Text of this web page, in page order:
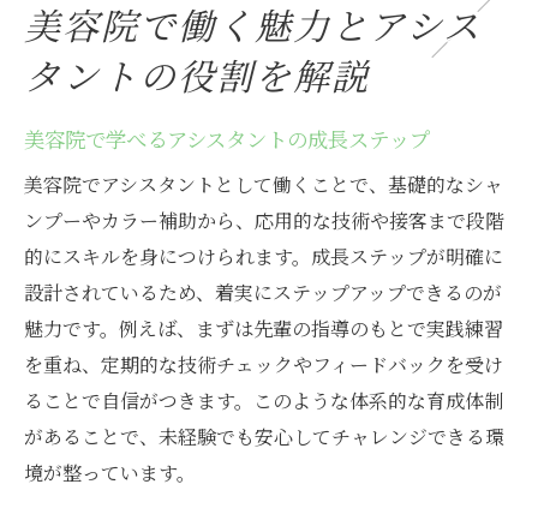
美容院の独立支援制度と将来の選択肢につ
美容院求人で注目すべきキャリア形成の道
筋
美容院アシスタントのキャリア相談の活用
法
美容院で女性が活躍できる環境をピックア
ップ
理想の働き方を叶える美容院選びのヒント
美容院でワークライフバランスを取るコツ
美容院アシスタントが理想を実現する職場
探し
美容院で自分らしい働き方を叶えるために
美容院で働く魅力とアシス
タントの役割を解説
美容院で学べるアシスタントの成長ステップ
美容院でアシスタントとして働くことで、基礎的なシャ
ンプーやカラー補助から、応用的な技術や接客まで段階
的にスキルを身につけられます。成長ステップが明確に
設計されているため、着実にステップアップできるのが
魅力です。例えば、まずは先輩の指導のもとで実践練習
を重ね、定期的な技術チェックやフィードバックを受け
ることで自信がつきます。このような体系的な育成体制
があることで、未経験でも安心してチャレンジできる環
境が整っています。